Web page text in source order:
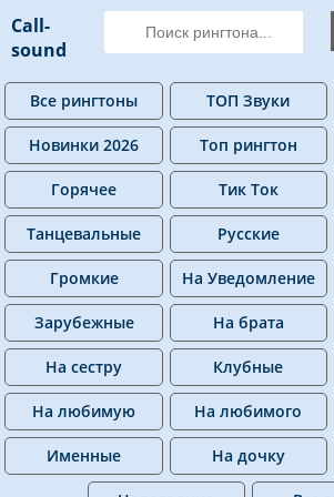
Call-
sound
Все рингтоны ТОП Звуки
Новинки 2026 Топ рингтон
Горячее Тик Ток
Танцевальные Русские
Громкие На Уведомление
Зарубежные На брата
На сестру Клубные
На любимую На любимого
Именные На дочку